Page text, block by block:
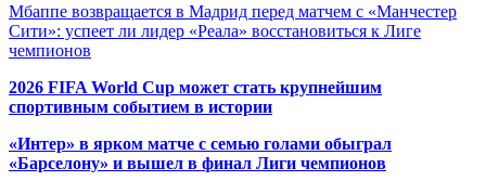
Мбаппе возвращается в Мадрид перед матчем с «Манчестер
Сити»: успеет ли лидер «Реала» восстановиться к Лиге
чемпионов
2026 FIFA World Cup может стать крупнейшим
спортивным событием в истории
«Интер» в ярком матче с семью голами обыграл
«Барселону» и вышел в финал Лиги чемпионов